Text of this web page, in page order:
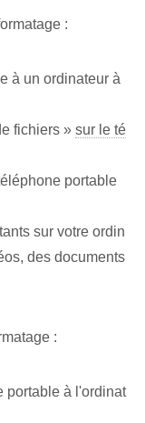
:
à un ordinateur à
fichiers » sur le té
portable
sur votre ordin
des documents
:
portable à l'ordinat